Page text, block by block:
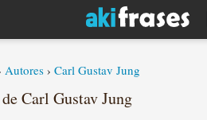
Autores › Carl Gustav Jung
Carl Gustav Jung